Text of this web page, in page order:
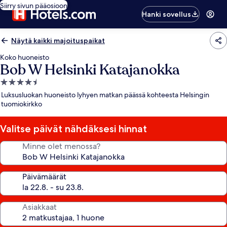
Siirry sivun pääosioon
Hanki sovellus
Näytä kaikki majoituspaikat
Koko huoneisto
Bob W Helsinki Katajanokka
4.5
tähden
majoituspaikka
Luksusluokan huoneisto lyhyen matkan päässä kohteesta Helsingin
tuomiokirkko
Valitse päivät nähdäksesi hinnat
Minne olet menossa?
Päivämäärät
Asiakkaat